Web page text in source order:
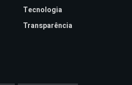
Tecnologia
Transparência